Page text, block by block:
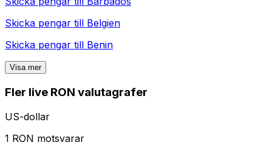
Skicka pengar till Belgien
Skicka pengar till Benin
Visa mer
Fler live RON valutagrafer
US-dollar
1 RON motsvarar